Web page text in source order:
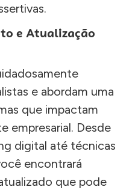
e Atualização
e abordam uma
que impactam
empresarial. Desde
digital até técnicas
encontrará
que pode